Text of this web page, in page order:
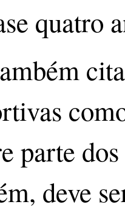
quatro
parte
deve